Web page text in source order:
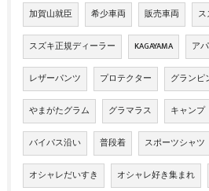
加賀山就臣 希少車両 販売車両
スズキ正規ディーラー KAGAYAMA ア
レザーパンツ プロテクター グランピ
やまがたグラム グラマラス キャンプ
バイパス沿い 普段着 スポーツシャツ
オシャレだいすき オシャレ好き集まれ